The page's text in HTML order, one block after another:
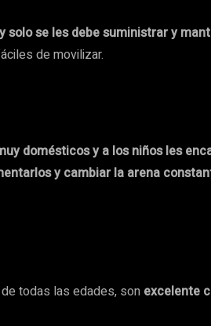
solo se les debe suministrar y
de movilizar.
domésticos y a los niños les
y cambiar la arena
todas las edades, son excelente